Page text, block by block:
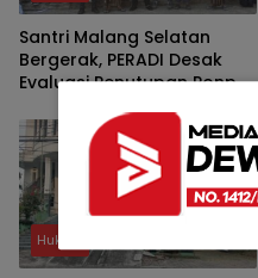
Santri Malang Selatan
Bergerak, PERADI Desak
Evaluasi Penutupan Ponpes
Pengasuh
Hukum